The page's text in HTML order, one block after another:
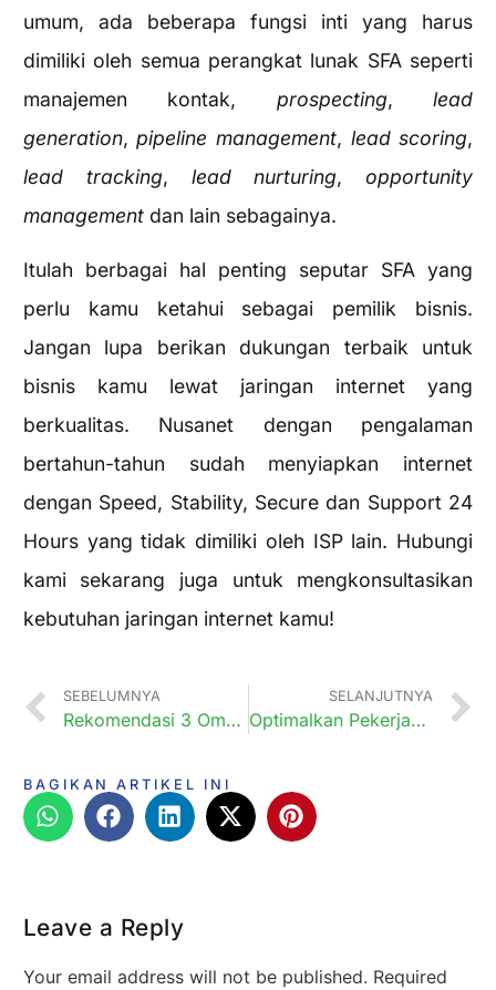
umum, ada beberapa fungsi inti yang harus
dimiliki oleh semua perangkat lunak SFA seperti
manajemen kontak, prospecting,lead
generation,pipeline management, lead scoring,
lead tracking, lead nurturing,opportunity
managementdan lain sebagainya.
Itulah berbagai hal penting seputar SFA yang
perlu kamu ketahui sebagai pemilik bisnis.
Jangan lupa berikan dukungan terbaik untuk
bisnis kamu lewat jaringan internet yang
berkualitas. Nusanet dengan pengalaman
bertahun-tahun sudah menyiapkan internet
dengan Speed, Stability, Secure dan Support 24
Hours yang tidak dimiliki oleh ISP lain. Hubungi
kami sekarang juga untuk mengkonsultasikan
kebutuhan jaringan internet kamu!
SEBELUMNYA
Rekomendasi 3 Omnichannel untuk Para Seller
SELANJUTNYA
Optimalkan Pekerjaan di Era Digital dengan Sistem HRIS, Apa itu HRIS?
BAGIKAN ARTIKEL INI
Leave a Reply
Your email address will not be published. Required